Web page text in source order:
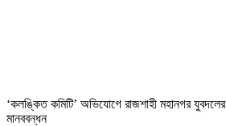
‘কলঙ্কিত কমিটি’ অভিযোগে রাজশাহী মহানগর যুবদলের
মানববন্ধন